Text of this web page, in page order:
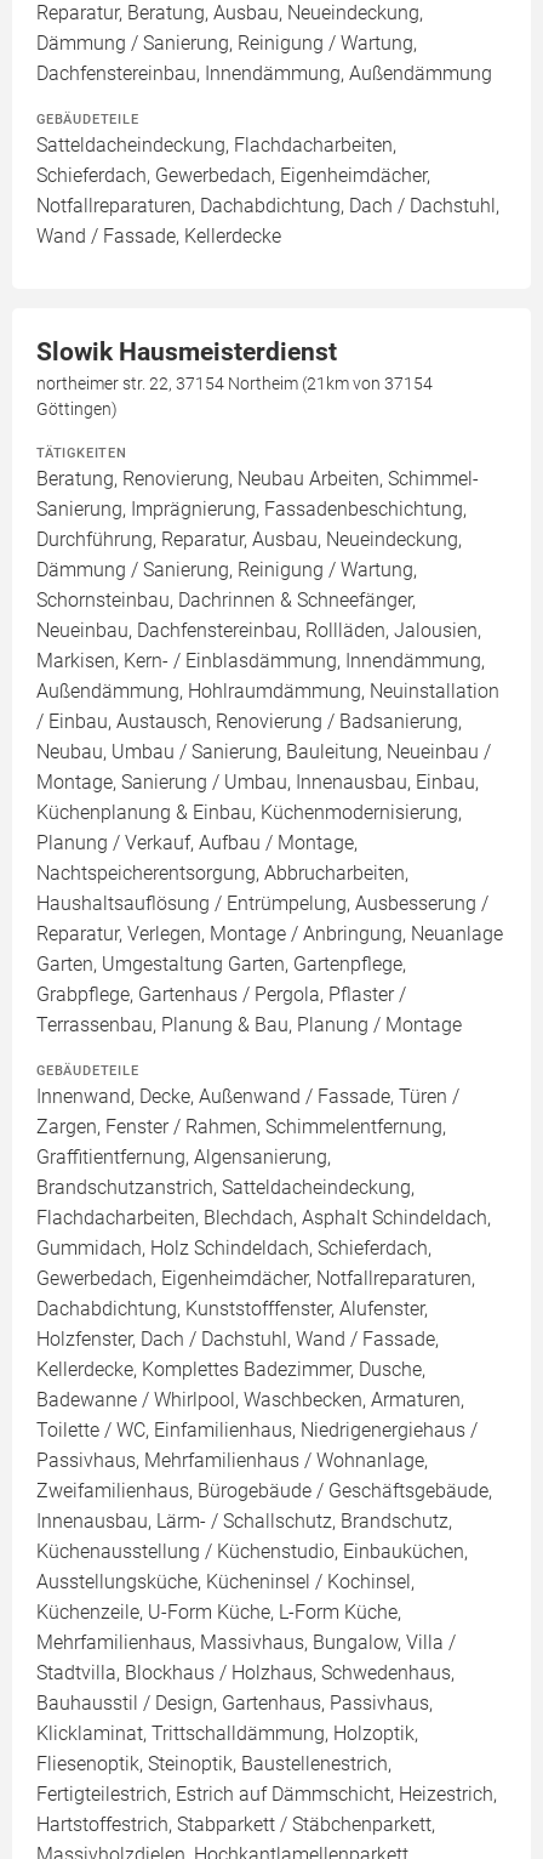
Reparatur, Beratung, Ausbau, Neueindeckung,
Dämmung / Sanierung, Reinigung / Wartung,
Dachfenstereinbau, Innendämmung, Außendämmung
GEBÄUDETEILE
Satteldacheindeckung, Flachdacharbeiten,
Schieferdach, Gewerbedach, Eigenheimdächer,
Notfallreparaturen, Dachabdichtung, Dach / Dachstuhl,
Wand / Fassade, Kellerdecke
Slowik Hausmeisterdienst
northeimer str. 22, 37154 Northeim (21km von 37154
Göttingen)
TÄTIGKEITEN
Beratung, Renovierung, Neubau Arbeiten, Schimmel-
Sanierung, Imprägnierung, Fassadenbeschichtung,
Durchführung, Reparatur, Ausbau, Neueindeckung,
Dämmung / Sanierung, Reinigung / Wartung,
Schornsteinbau, Dachrinnen & Schneefänger,
Neueinbau, Dachfenstereinbau, Rollläden, Jalousien,
Markisen, Kern- / Einblasdämmung, Innendämmung,
Außendämmung, Hohlraumdämmung, Neuinstallation
/ Einbau, Austausch, Renovierung / Badsanierung,
Neubau, Umbau / Sanierung, Bauleitung, Neueinbau /
Montage, Sanierung / Umbau, Innenausbau, Einbau,
Küchenplanung & Einbau, Küchenmodernisierung,
Planung / Verkauf, Aufbau / Montage,
Nachtspeicherentsorgung, Abbrucharbeiten,
Haushaltsauflösung / Entrümpelung, Ausbesserung /
Reparatur, Verlegen, Montage / Anbringung, Neuanlage
Garten, Umgestaltung Garten, Gartenpflege,
Grabpflege, Gartenhaus / Pergola, Pflaster /
Terrassenbau, Planung & Bau, Planung / Montage
GEBÄUDETEILE
Innenwand, Decke, Außenwand / Fassade, Türen /
Zargen, Fenster / Rahmen, Schimmelentfernung,
Graffitientfernung, Algensanierung,
Brandschutzanstrich, Satteldacheindeckung,
Flachdacharbeiten, Blechdach, Asphalt Schindeldach,
Gummidach, Holz Schindeldach, Schieferdach,
Gewerbedach, Eigenheimdächer, Notfallreparaturen,
Dachabdichtung, Kunststofffenster, Alufenster,
Holzfenster, Dach / Dachstuhl, Wand / Fassade,
Kellerdecke, Komplettes Badezimmer, Dusche,
Badewanne / Whirlpool, Waschbecken, Armaturen,
Toilette / WC, Einfamilienhaus, Niedrigenergiehaus /
Passivhaus, Mehrfamilienhaus / Wohnanlage,
Zweifamilienhaus, Bürogebäude / Geschäftsgebäude,
Innenausbau, Lärm- / Schallschutz, Brandschutz,
Küchenausstellung / Küchenstudio, Einbauküchen,
Ausstellungsküche, Kücheninsel / Kochinsel,
Küchenzeile, U-Form Küche, L-Form Küche,
Mehrfamilienhaus, Massivhaus, Bungalow, Villa /
Stadtvilla, Blockhaus / Holzhaus, Schwedenhaus,
Bauhausstil / Design, Gartenhaus, Passivhaus,
Klicklaminat, Trittschalldämmung, Holzoptik,
Fliesenoptik, Steinoptik, Baustellenestrich,
Fertigteilestrich, Estrich auf Dämmschicht, Heizestrich,
Hartstoffestrich, Stabparkett / Stäbchenparkett,